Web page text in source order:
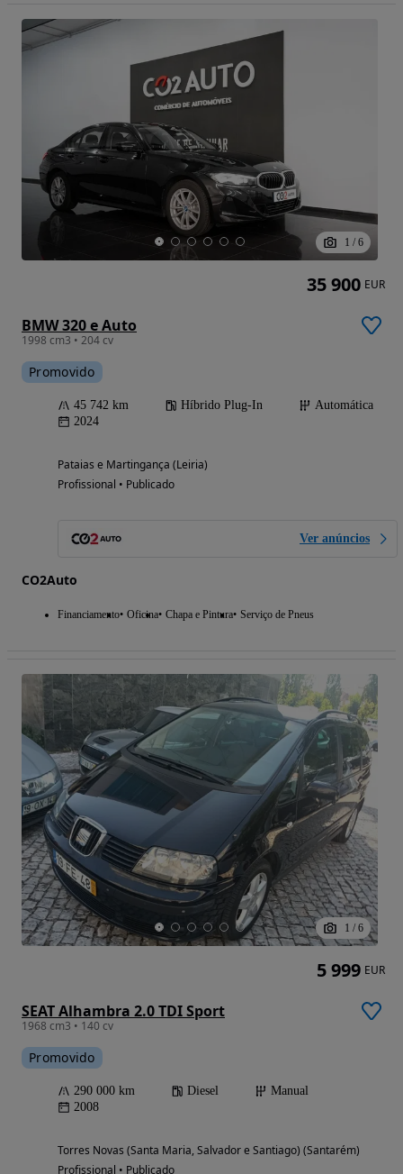
1 / 6
BMW 320 e Auto
1998 cm3 • 204 cv
Promovido
45 742 km Híbrido Plug-In
Automática
2024
Pataias e Martingança (Leiria)
Profissional • Publicado
Ver anúncios
CO2Auto
Financiamento Oficina Chapa e Pintura Serviço de Pneus
35 900 EUR
1 / 6
SEAT Alhambra 2.0 TDI Sport
1968 cm3 • 140 cv
Promovido
290 000 km Diesel
Manual
2008
Torres Novas (Santa Maria, Salvador e Santiago) (Santarém)
Profissional • Publicado
5 999 EUR